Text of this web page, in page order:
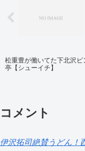
松重豊が働いてた下北沢
亭【シューイチ】
コメント
伊沢拓司絶賛うどん！